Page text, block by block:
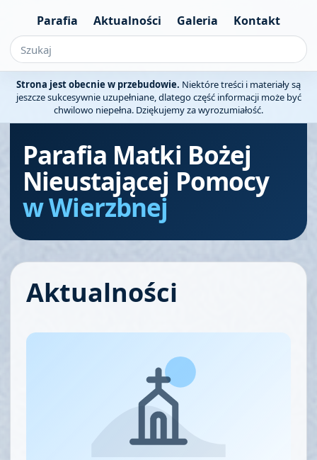
Parafia Aktualności Galeria Kontakt
Strona jest obecnie w przebudowie. Niektóre treści i materiały są
jeszcze sukcesywnie uzupełniane, dlatego część informacji może być
chwilowo niepełna. Dziękujemy za wyrozumiałość.
Parafia Matki Bożej
Nieustającej Pomocy
w Wierzbnej
Aktualności